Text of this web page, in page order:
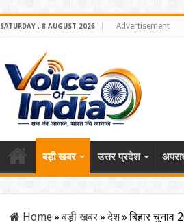
SATURDAY , 8 AUGUST 2026 Advertisement
बड़ी खबर उत्तर प्रदेश
Home»बड़ी खबर»देश»बिहार चुनाव